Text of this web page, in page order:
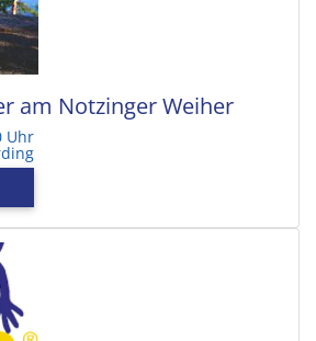
am Notzinger Weiher
Uhr